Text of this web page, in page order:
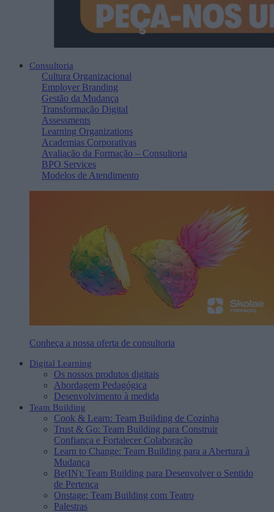
Consultoria
Cultura Organizacional
Employer Branding
Gestão da Mudança
Transformação Digital
Assessments
Learning Organizations
Academias Corporativas
Avaliação da Formação – Consultoria
BPO Services
Modelos de Atendimento
Conheça a nossa oferta de consultoria
Digital Learning
Os nossos produtos digitais
Abordagem Pedagógica
Desenvolvimento à medida
Team Building
Cook & Learn: Team Building de Cozinha
Trust & Go: Team Building para Construir
Confiança e Fortalecer Colaboração
Learn to Change: Team Building para a Abertura à
Mudança
Be(IN): Team Building para Desenvolver o Sentido
de Pertença
Onstage: Team Building com Teatro
Palestras